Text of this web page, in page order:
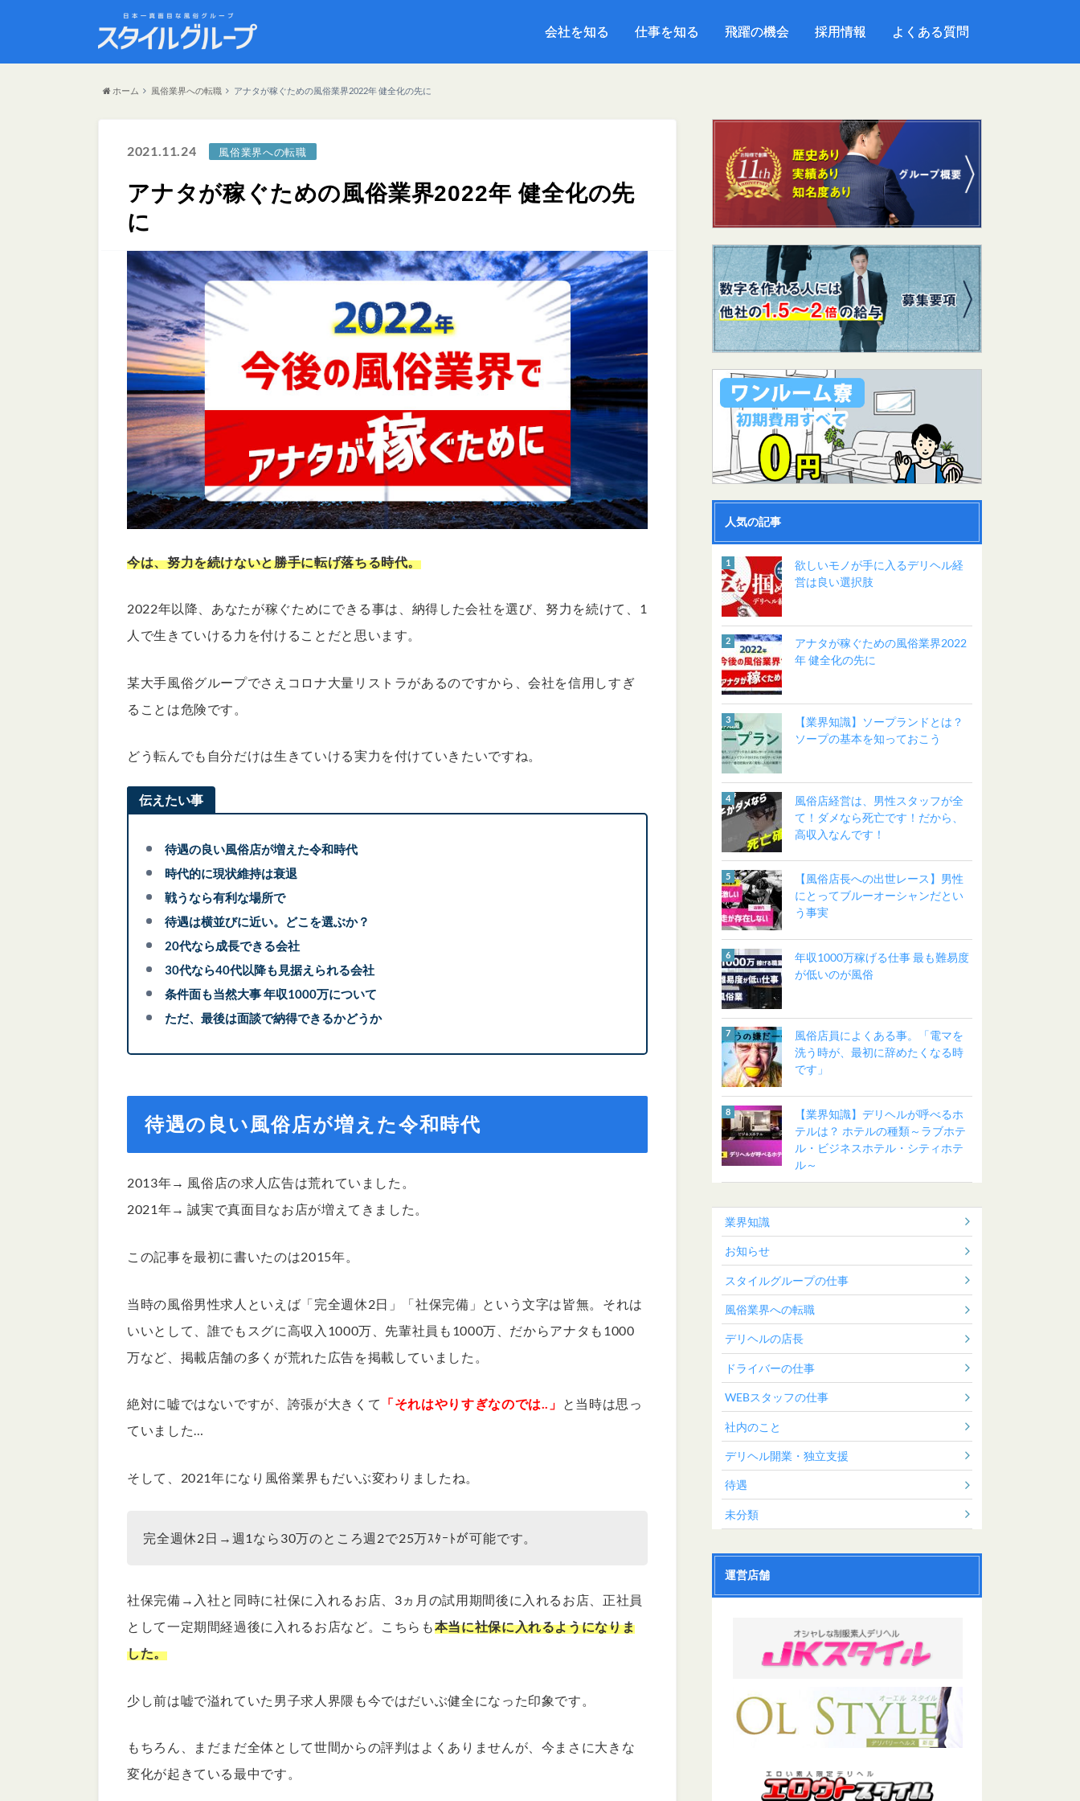
会社を知る 仕事を知る 飛躍の機会 採用情報 よくある質問
会社を知る 仕事を知る 飛躍の機会 採用情報 よくある質問
ホーム 風俗業界への転職 アナタが稼ぐための風俗業界2022年 健全化の先に
2021.11.24 風俗業界への転職
アナタが稼ぐための風俗業界2022年 健全化の先
に
今は、努力を続けないと勝手に転げ落ちる時代。
2022年以降、あなたが稼ぐためにできる事は、納得した会社を選び、努力を続けて、1
人で生きていける力を付けることだと思います。
某大手風俗グループでさえコロナ大量リストラがあるのですから、会社を信用しすぎ
ることは危険です。
どう転んでも自分だけは生きていける実力を付けていきたいですね。
伝えたい事
待遇の良い風俗店が増えた令和時代
時代的に現状維持は衰退
戦うなら有利な場所で
待遇は横並びに近い。どこを選ぶか？
20代なら成長できる会社
30代なら40代以降も見据えられる会社
条件面も当然大事 年収1000万について
ただ、最後は面談で納得できるかどうか
待遇の良い風俗店が増えた令和時代
2013年→ 風俗店の求人広告は荒れていました。
2021年→ 誠実で真面目なお店が増えてきました。
この記事を最初に書いたのは2015年。
当時の風俗男性求人といえば「完全週休2日」「社保完備」という文字は皆無。それは
いいとして、誰でもスグに高収入1000万、先輩社員も1000万、だからアナタも1000
万など、掲載店舗の多くが荒れた広告を掲載していました。
絶対に嘘ではないですが、誇張が大きくて 「それはやりすぎなのでは..」 と当時は思っ
ていました…
そして、2021年になり風俗業界もだいぶ変わりましたね。
完全週休2日→週1なら30万のところ週2で25万ｽﾀｰﾄが可能です。
社保完備→入社と同時に社保に入れるお店、3ヵ月の試用期間後に入れるお店、正社員
として一定期間経過後に入れるお店など。こちらも本当に社保に入れるようになりま
した。
少し前は嘘で溢れていた男子求人界隈も今ではだいぶ健全になった印象です。
もちろん、まだまだ全体として世間からの評判はよくありませんが、今まさに大きな
変化が起きている最中です。
人気の記事
欲しいモノが手に入るデリヘル経
営は良い選択肢
アナタが稼ぐための風俗業界2022
年 健全化の先に
【業界知識】ソープランドとは？
ソープの基本を知っておこう
風俗店経営は、男性スタッフが全
て！ダメなら死亡です！だから、
高収入なんです！
【風俗店長への出世レース】男性
にとってブルーオーシャンだとい
う事実
年収1000万稼げる仕事 最も難易度
が低いのが風俗
風俗店員によくある事。「電マを
洗う時が、最初に辞めたくなる時
です」
【業界知識】デリヘルが呼べるホ
テルは？ ホテルの種類～ラブホテ
ル・ビジネスホテル・シティホテ
ル～
業界知識
お知らせ
スタイルグループの仕事
風俗業界への転職
デリヘルの店長
ドライバーの仕事
WEBスタッフの仕事
社内のこと
デリヘル開業・独立支援
待遇
未分類
運営店舗